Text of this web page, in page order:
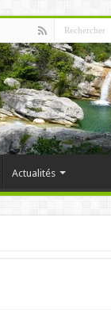
Actualités